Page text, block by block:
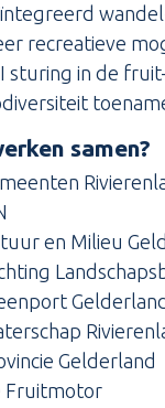
recreatieve
sturing in de
samen?
en Milieu
Gelderland
Fruitmotor